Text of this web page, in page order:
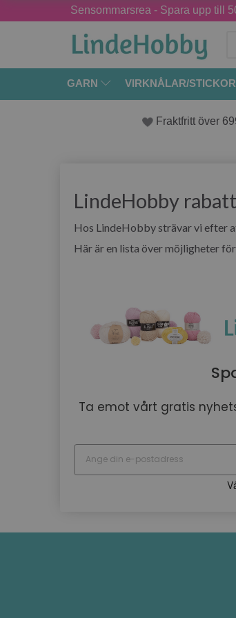
Sensommarsrea - Spara upp till
GARN VIRKNÅLAR/STICKOR
Fraktfritt över
LindeHobby
Hos LindeHobby strävar vi efter
Här är en lista över möjligheter
Ta emot vårt gratis